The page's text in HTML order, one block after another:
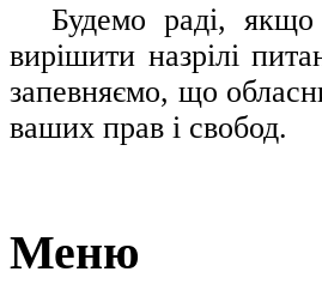
Будемо раді,
вирішити назрілі
запевняємо, що
ваших прав і свобод.
Меню